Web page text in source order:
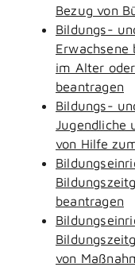
Bezug von
Bildungs-
Erwachsene
im Alter
beantragen
Bildungs-
Jugendliche
von Hilfe
beantragen
von